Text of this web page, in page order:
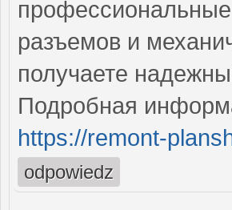
разъемов и
получаете
Подробная
https://remont-
odpowiedz